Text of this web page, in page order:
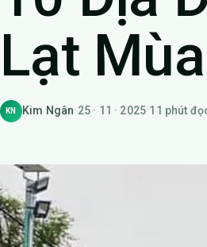
Lạt
KN Kim Ngân·25 · 11 · 2025·11 phút